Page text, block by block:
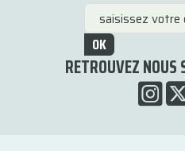
OK
RETROUVEZ NOUS